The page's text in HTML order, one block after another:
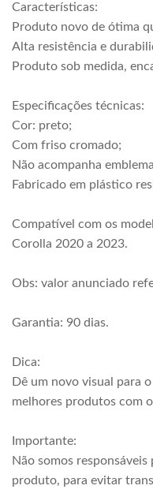
Características:
Produto novo de ótima
Alta resistência e
Produto sob medida,
Especificações técnicas:
Cor: preto;
Com friso cromado;
Não acompanha
Fabricado em plástico
Compatível com os
Corolla 2020 a 2023.
Obs: valor anunciado
Garantia: 90 dias.
Dica:
Dê um novo visual para
melhores produtos com
Importante:
Não somos
produto, para evitar